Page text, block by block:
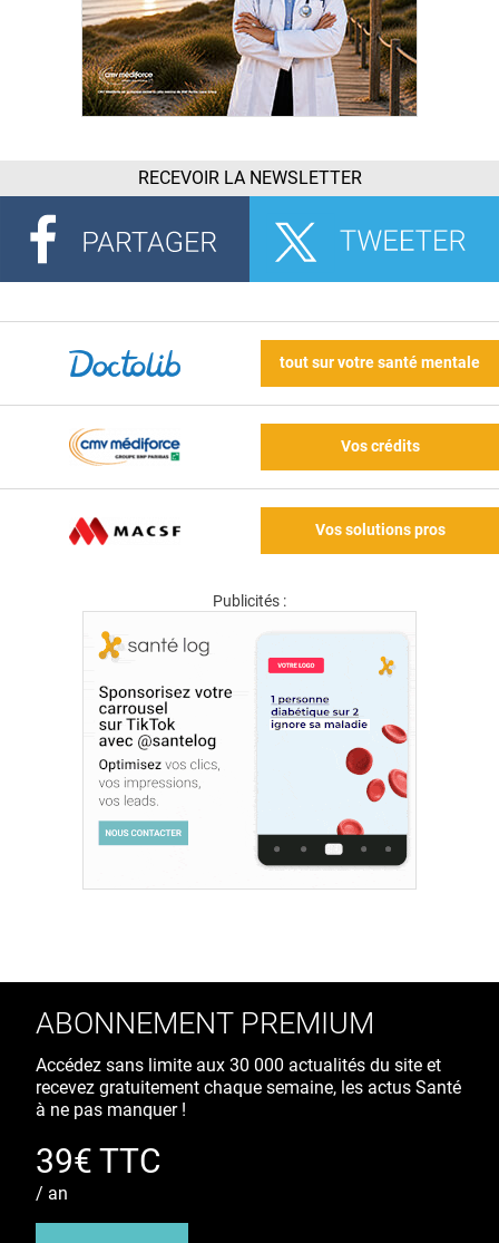
RECEVOIR LA NEWSLETTER
tout sur votre santé mentale
Vos crédits
Vos solutions pros
Publicités :
ABONNEMENT PREMIUM
Accédez sans limite aux 30 000 actualités du site et
recevez gratuitement chaque semaine, les actus Santé
à ne pas manquer !
39€ TTC
/ an